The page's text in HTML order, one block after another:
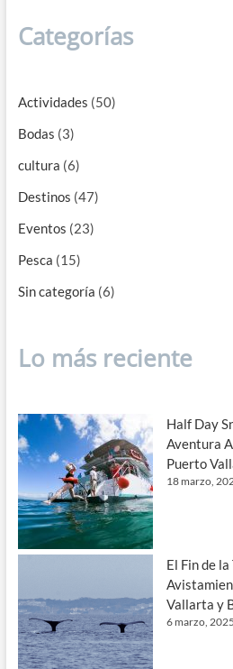
Categorías
Actividades (50)
Bodas (3)
cultura (6)
Destinos (47)
Eventos (23)
Pesca (15)
Sin categoría (6)
Lo más reciente
Half Day
Aventura
Puerto
18 marzo,
El Fin de
Vallarta y
6 marzo, 2025